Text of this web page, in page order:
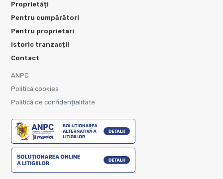
Proprietăți
Pentru cumpărători
Pentru proprietari
Istoric tranzacții
Contact
ANPC
Politică cookies
Politică de confidențialitate